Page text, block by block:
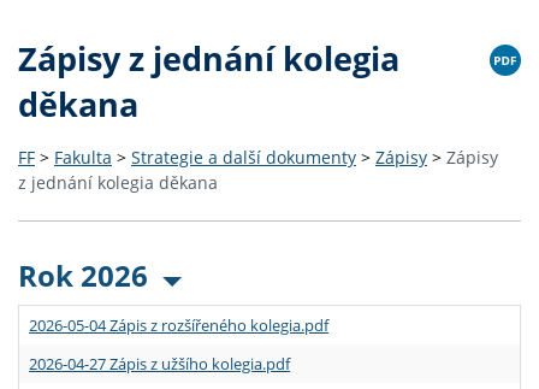
Zápisy z jednání kolegia
děkana
FF > Fakulta > Strategie a další dokumenty > Zápisy > Zápisy
z jednání kolegia děkana
Rok 2026
2026-05-04 Zápis z rozšířeného kolegia.pdf
2026-04-27 Zápis z užšího kolegia.pdf